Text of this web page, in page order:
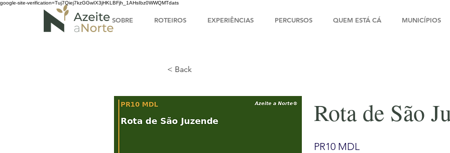
google-site-verification=Tuj7Qiej7kzGGwIX3jHKLBFjh_1AHsIbz0WWQMTdats
SOBRE ROTEIROS EXPERIÊNCIAS PERCURSOS QUEM ESTÁ CÁ MUNICÍPIOS
< Back
Rota de São
PR10 MDL